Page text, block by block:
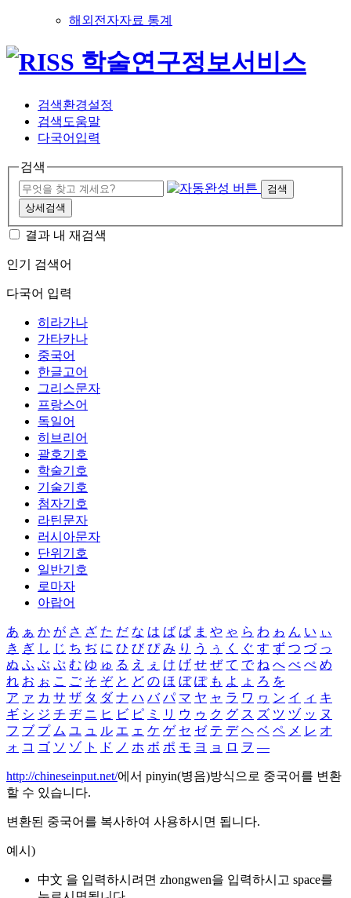
해외전자자료 통계
검색환경설정
검색도움말
다국어입력
검색
검색
상세검색
결과 내 재검색
인기 검색어
다국어 입력
히라가나
가타카나
중국어
한글고어
그리스문자
프랑스어
독일어
히브리어
괄호기호
학술기호
기술기호
첨자기호
라틴문자
러시아문자
단위기호
일반기호
로마자
아랍어
あ ぁ か が さ ざ た だ な は ば ぱ ま や ゃ ら わ ゎ ん い ぃ
き ぎ し じ ち ぢ に ひ び ぴ み り う ぅ く ぐ す ず つ づ っ
ぬ ふ ぶ ぷ む ゆ ゅ る え ぇ け げ せ ぜ て で ね へ べ ぺ め
れ お ぉ こ ご そ ぞ と ど の ほ ぼ ぽ も よ ょ ろ を
ア ァ カ サ ザ タ ダ ナ ハ バ パ マ ヤ ャ ラ ワ ヮ ン イ ィ キ
ギ シ ジ チ ヂ ニ ヒ ビ ピ ミ リ ウ ゥ ク グ ス ズ ツ ヅ ッ ヌ
フ ブ プ ム ユ ュ ル エ ェ ケ ゲ セ ゼ テ デ ヘ ベ ペ メ レ オ
ォ コ ゴ ソ ゾ ト ド ノ ホ ボ ポ モ ヨ ョ ロ ヲ ―
http://chineseinput.net/에서 pinyin(병음)방식으로 중국어를 변환
할 수 있습니다.
변환된 중국어를 복사하여 사용하시면 됩니다.
예시)
中文 을 입력하시려면 zhongwen을 입력하시고 space를